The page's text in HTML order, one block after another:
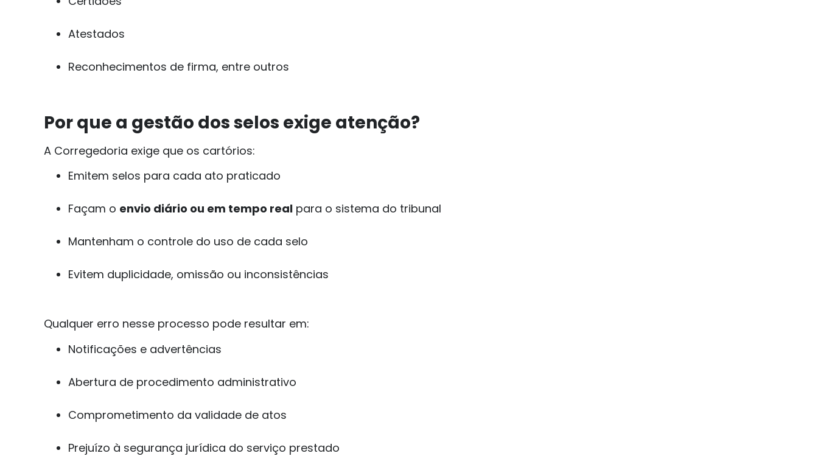
Atestados
Reconhecimentos de firma, entre outros
Por que a gestão dos selos exige atenção?
A Corregedoria exige que os cartórios:
Emitem selos para cada ato praticado
Façam o envio diário ou em tempo real para o sistema do tribunal
Mantenham o controle do uso de cada selo
Evitem duplicidade, omissão ou inconsistências
Qualquer erro nesse processo pode resultar em:
Notificações e advertências
Abertura de procedimento administrativo
Comprometimento da validade de atos
Prejuízo à segurança jurídica do serviço prestado